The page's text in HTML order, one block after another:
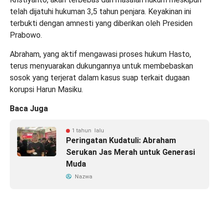
telah dijatuhi hukuman 3,5 tahun penjara. Keyakinan ini
terbukti dengan amnesti yang diberikan oleh Presiden
Prabowo.
Abraham, yang aktif mengawasi proses hukum Hasto,
terus menyuarakan dukungannya untuk membebaskan
sosok yang terjerat dalam kasus suap terkait dugaan
korupsi Harun Masiku.
Baca Juga
1 tahun lalu
Peringatan Kudatuli: Abraham
Serukan Jas Merah untuk Generasi
Muda
Nazwa